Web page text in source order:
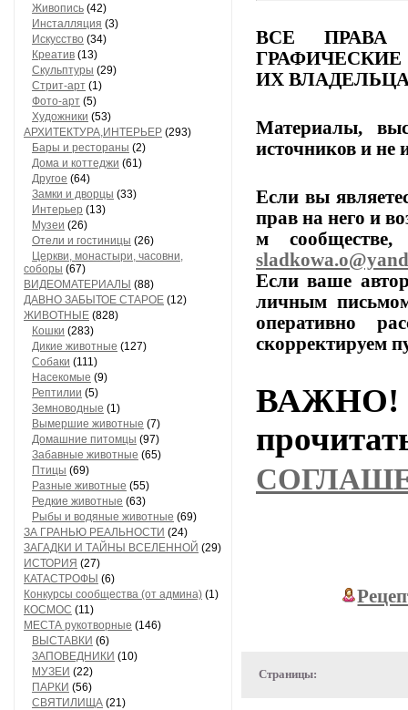
Живопись (42)
Инсталляция (3)
Искусство (34)
Креатив (13)
Скульптуры (29)
Стрит-арт (1)
Фото-арт (5)
Художники (53)
АРХИТЕКТУРА,ИНТЕРЬЕР (293)
Бары и рестораны (2)
Дома и коттеджи (61)
Другое (64)
Замки и дворцы (33)
Интерьер (13)
Музеи (26)
Отели и гостиницы (26)
Церкви, монастыри, часовни,
соборы (67)
ВИДЕОМАТЕРИАЛЫ (88)
ДАВНО ЗАБЫТОЕ СТАРОЕ (12)
ЖИВОТНЫЕ (828)
Кошки (283)
Дикие животные (127)
Собаки (111)
Насекомые (9)
Рептилии (5)
Земноводные (1)
Вымершие животные (7)
Домашние питомцы (97)
Забавные животные (65)
Птицы (69)
Разные животные (55)
Редкие животные (63)
Рыбы и водяные животные (69)
ЗА ГРАНЬЮ РЕАЛЬНОСТИ (24)
ЗАГАДКИ И ТАЙНЫ ВСЕЛЕННОЙ (29)
ИСТОРИЯ (27)
КАТАСТРОФЫ (6)
Конкурсы сообщества (от админа) (1)
КОСМОС (11)
МЕСТА рукотворные (146)
ВЫСТАВКИ (6)
ЗАПОВЕДНИКИ (10)
МУЗЕИ (22)
ПАРКИ (56)
СВЯТИЛИЩА (21)
ВСЕ ПРАВА
ГРАФИЧЕСКИЕ
ИХ
Материалы,
источников и не
Если вы
прав на него и
м сообществе,
Если ваше
личным
оперативно
скорректируем
ВАЖНО!
Страницы: